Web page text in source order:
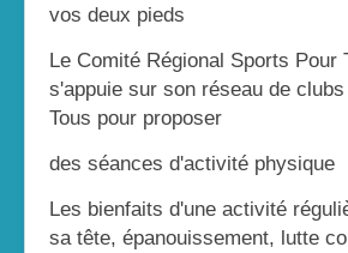
vos deux pieds
Le Comité Régional Sports Pour
s'appuie sur son réseau de
Tous pour proposer
des séances d'activité physique
Les bienfaits d'une activité
sa tête, épanouissement, lutte